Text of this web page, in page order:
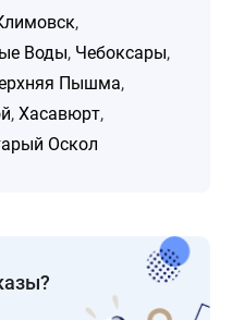
,
Воды, Чебоксары,
Пышма,
, Хасавюрт,
Оскол